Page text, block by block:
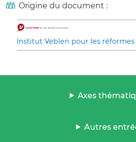
Origine du document :
Institut Veblen pour les
Axes
Autres